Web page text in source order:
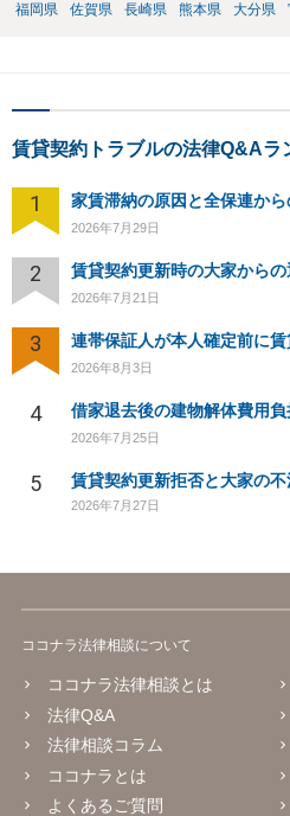
福岡県
佐賀県 長崎県 熊本県 大分県
賃貸契約トラブルの法律Q&Aラ
1 家賃滞納の原因と全保連か
2026年7月29日
2 賃貸契約更新時の大家から
2026年7月21日
3
2026年8月3日
4
2026年7月25日
5
2026年7月27日
ココナラ法律相談について
ココナラ法律相談とは
法律Q&A
法律相談コラム
ココナラとは
よくあるご質問